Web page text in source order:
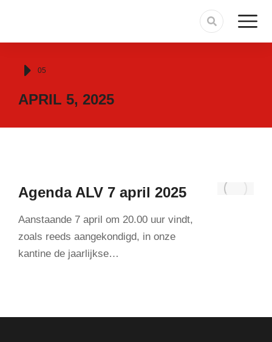
Je bent hier:
05
APRIL 5, 2025
Agenda ALV 7 april 2025
Aanstaande 7 april om 20.00 uur vindt,
zoals reeds aangekondigd, in onze
kantine de jaarlijkse…